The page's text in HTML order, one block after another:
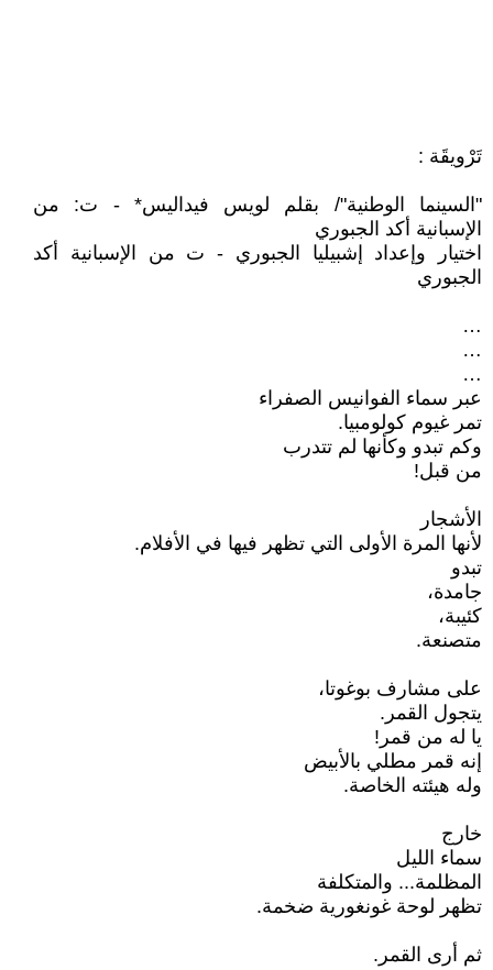
تَرْويقَة :
"السينما الوطنية"/ بقلم لويس فيداليس* - ت: من
الإسبانية أكد الجبوري
اختيار وإعداد إشبيليا الجبوري - ت من الإسبانية أكد
الجبوري
…
…
…
عبر سماء الفوانيس الصفراء
تمر غيوم كولومبيا.
وكم تبدو وكأنها لم تتدرب
من قبل!
الأشجار
لأنها المرة الأولى التي تظهر فيها في الأفلام.
تبدو
جامدة،
كئيبة،
متصنعة.
على مشارف بوغوتا،
يتجول القمر.
يا له من قمر!
إنه قمر مطلي بالأبيض
وله هيئته الخاصة.
خارج
سماء الليل
المظلمة... والمتكلفة
تظهر لوحة غونغورية ضخمة.
ثم أرى القمر.